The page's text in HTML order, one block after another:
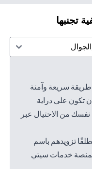
تجنبها
سريعة وآمنة
تكون على دراية
نفسك من الاحتيال عبر
تزويدهم باسم
خدمات سيتي